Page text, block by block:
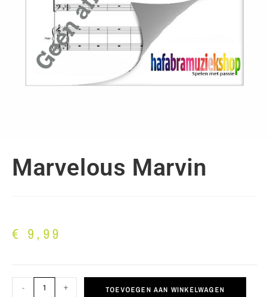
Marvelous Marvin
€ 9,99
- + TOEVOEGEN AAN WINKELWAGEN